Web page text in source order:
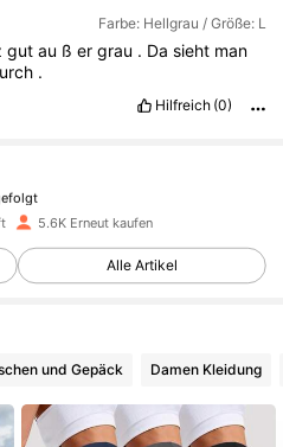
Farbe: Hellgrau / Größe: L
gutau ßergrau . Dasieht man
.
Hilfreich (0)
5.6K Erneut kaufen
Alle Artikel
und Gepäck Damen Kleidung